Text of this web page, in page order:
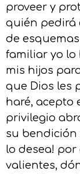
proveer y
quién pedirá
de
familiar yo lo
mis hijos
que Dios les
haré, acepto
privilegio
su bendición
lo desea!
valientes,